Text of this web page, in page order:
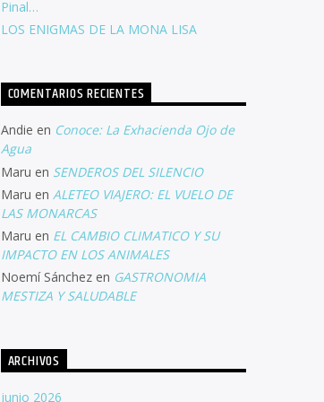
Pinal…
LOS ENIGMAS DE LA MONA LISA
COMENTARIOS RECIENTES
Andie en Conoce: La Exhacienda Ojo de
Agua
Maru en SENDEROS DEL SILENCIO
Maru en ALETEO VIAJERO: EL VUELO DE
LAS MONARCAS
Maru en EL CAMBIO CLIMATICO Y SU
IMPACTO EN LOS ANIMALES
Noemí Sánchezen GASTRONOMIA
MESTIZA Y SALUDABLE
ARCHIVOS
junio 2026